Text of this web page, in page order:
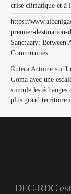
crise climatique et à
https://
premier-destination-
Sanctuary: Between
Communities
Rutera Antoine sur
Goma avec une
stimule les échanges
plus grand territoire
DEC-RDC